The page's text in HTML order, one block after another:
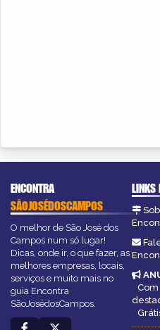
ENCONTRA
SÃOJOSÉDOSCAMPOS
O melhor de São José dos
Campos num só lugar!
Dicas, onde ir, o que fazer, as
melhores empresas, locais,
serviços e muito mais no
guia Encontra
SãoJosédosCampos.
LINKS
Com